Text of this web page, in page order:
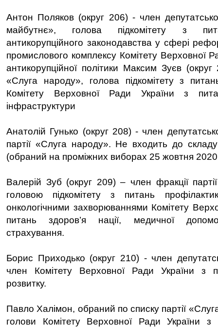
Антон Поляков (округ 206) - член
майбутнє», голова підкомітету з
антикорупційного законодавства у сфері
промислового комплексу Комітету Верховної
антикорупційної політики Максим Зуєв
«Слуга народу», голова підкомітету з
Комітету Верховної Ради України з
інфраструктури
Анатолій Гунько (округ 208) - член
партії «Слуга народу». Не входить до складу
(обраний на проміжних виборах 25 жовтня
Валерій Зуб (округ 209) – член фракції
головою підкомітету з питань
онкологічними захворюваннями Комітету
питань здоров’я нації, медичної
страхування.
Борис Приходько (округ 210) - член
член Комітету Верховної Ради України з
розвитку.
Павло Халімон, обраний по списку партії
голови Комітету Верховної Ради України з